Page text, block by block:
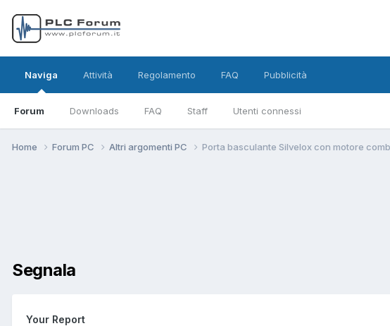
Naviga
Forum Downloads FAQ Staff Utenti connessi
Attività Regolamento FAQ Pubblicità
Home Forum PC Altri argomenti PC Porta basculante Silvelox con motore
Segnala
Your Report